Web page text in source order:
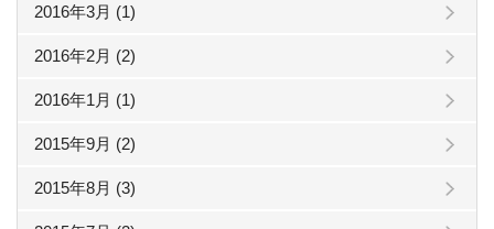
2016年3月 (1)
2016年2月 (2)
2016年1月 (1)
2015年9月 (2)
2015年8月 (3)